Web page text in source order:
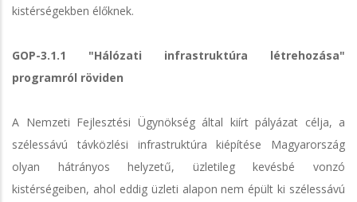
kistérségekben élőknek.
GOP-3.1.1 "Hálózati infrastruktúra létrehozása"
programról röviden
A Nemzeti Fejlesztési Ügynökség által kiírt pályázat célja, a
szélessávú távközlési infrastruktúra kiépítése Magyarország
olyan hátrányos helyzetű, üzletileg kevésbé vonzó
kistérségeiben, ahol eddig üzleti alapon nem épült ki szélessávú